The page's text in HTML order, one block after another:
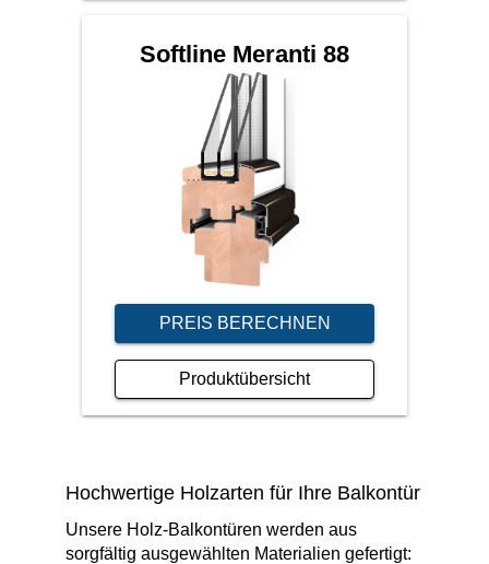
Softline Meranti 88
PREIS BERECHNEN
Produktübersicht
Hochwertige Holzarten für Ihre Balkontür
Unsere Holz-Balkontüren werden aus
sorgfältig ausgewählten Materialien gefertigt: